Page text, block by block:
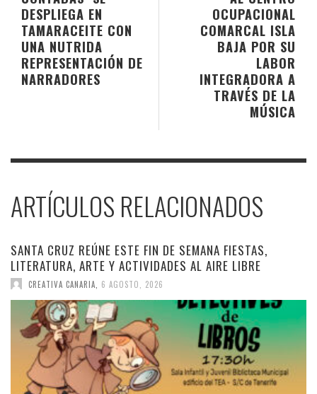
OCUPACIONAL
COMARCAL ISLA
BAJA POR SU
LABOR
INTEGRADORA A
TRAVÉS DE LA
MÚSICA
DESPLIEGA EN
TAMARACEITE CON
UNA NUTRIDA
REPRESENTACIÓN DE
NARRADORES
ARTÍCULOS RELACIONADOS
SANTA CRUZ REÚNE ESTE FIN DE SEMANA FIESTAS,
LITERATURA, ARTE Y ACTIVIDADES AL AIRE LIBRE
CREATIVA CANARIA 6 AGOSTO, 2026